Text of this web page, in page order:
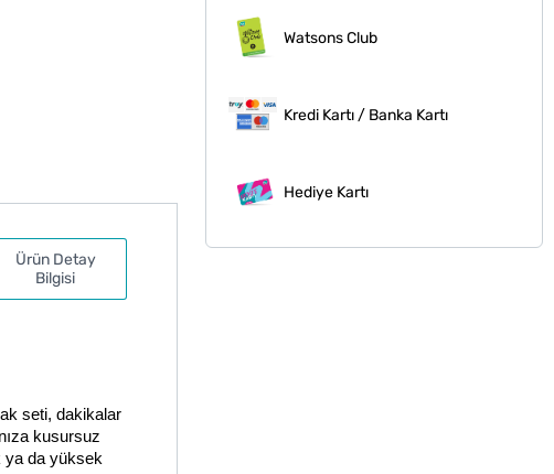
Watsons Club
Kredi Kartı / Banka Kartı
Hediye Kartı
Ürün Detay
Bilgisi
seti, dakikalar
kusursuz
ya da yüksek